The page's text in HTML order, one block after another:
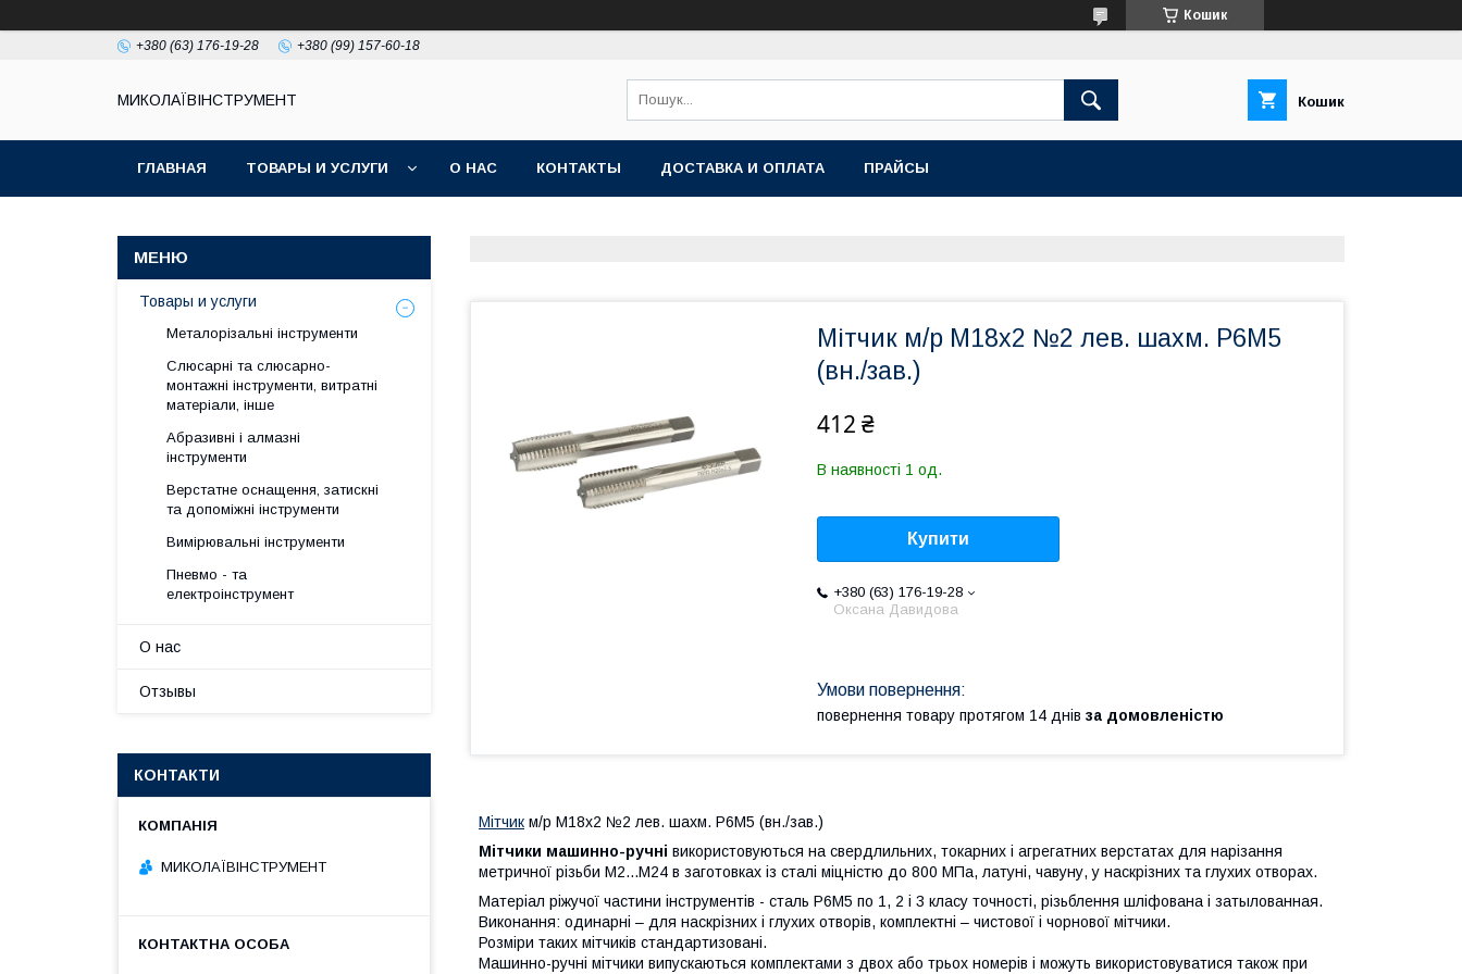
Кошик
+380 (63) 176-19-28 +380 (99) 157-60-18
МИКОЛАЇВІНСТРУМЕНТ Кошик
ГЛАВНАЯ ТОВАРЫ И УСЛУГИ О НАС КОНТАКТЫ ДОСТАВКА И ОПЛАТА ПРАЙСЫ
Мітчик м/р М18х2 №2 лев. шахм. Р6М5
(вн./зав.)
412 ₴
В наявності 1 од.
Купити
+380 (63) 176-19-28
Оксана Давидова
повернення товару протягом 14 днів за домовленістю
Мітчик м/р М18х2 №2 лев. шахм. Р6М5 (вн./зав.)
Мітчики машинно-ручні використовуються на свердлильних, токарних і агрегатних верстатах для нарізання
метричної різьби М2...М24 в заготовках із сталі міцністю до 800 МПа, латуні, чавуну, у наскрізних та глухих отворах.
Матеріал ріжучої частини інструментів - сталь Р6М5 по 1, 2 і 3 класу точності, різьблення шліфована і затылованная.
Виконання: одинарні – для наскрізних і глухих отворів, комплектні – чистової і чорнової мітчики.
Розміри таких мітчиків стандартизовані.
Машинно-ручні мітчики випускаються комплектами з двох або трьох номерів і можуть використовуватися також при
Товары и услуги
Металорізальні інструменти
Слюсарні та слюсарно-
монтажні інструменти, витратні
матеріали, інше
Абразивні і алмазні
інструменти
Верстатне оснащення, затискні
та допоміжні інструменти
Вимірювальні інструменти
Пневмо - та
електроінструмент
О нас
Отзывы
КОНТАКТИ
МИКОЛАЇВІНСТРУМЕНТ